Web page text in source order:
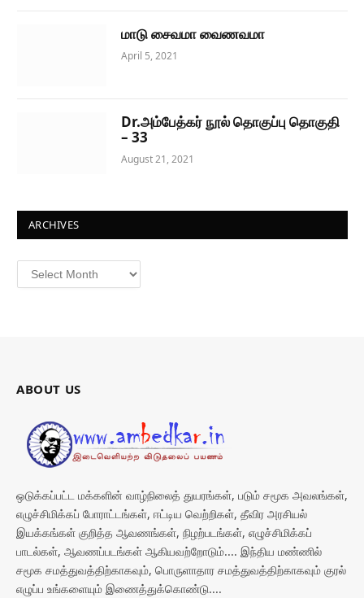
மாடு சைவமா வைணவமா
April 5, 2021
Dr.அம்பேத்கர் நூல் தொகுப்பு தொகுதி
– 33
August 21, 2021
ARCHIVES
Archives
ABOUT US
ஒடுக்கப்பட்ட மக்களின் வாழ்நிலைத் துயரங்கள், படும் சமூக அவலங்கள்,
எழுச்சிமிக்கப் போராட்டங்கள், ஈட்டிய வெற்றிகள், தீவிர அரசியல்
இயக்கங்கள் குறித்த ஆவணங்கள், நிழற்படங்கள், எழுச்சிமிக்கப்
பாடல்கள், ஆவணப்படங்கள் ஆகியவற்றோடும்.... இந்திய மண்ணில்
சமூக சமத்துவத்திற்காகவும், பொருளாதார சமத்துவத்திற்காகவும் குரல்
எழுப்ப உங்களையும் இணைத்துக்கொண்டு....